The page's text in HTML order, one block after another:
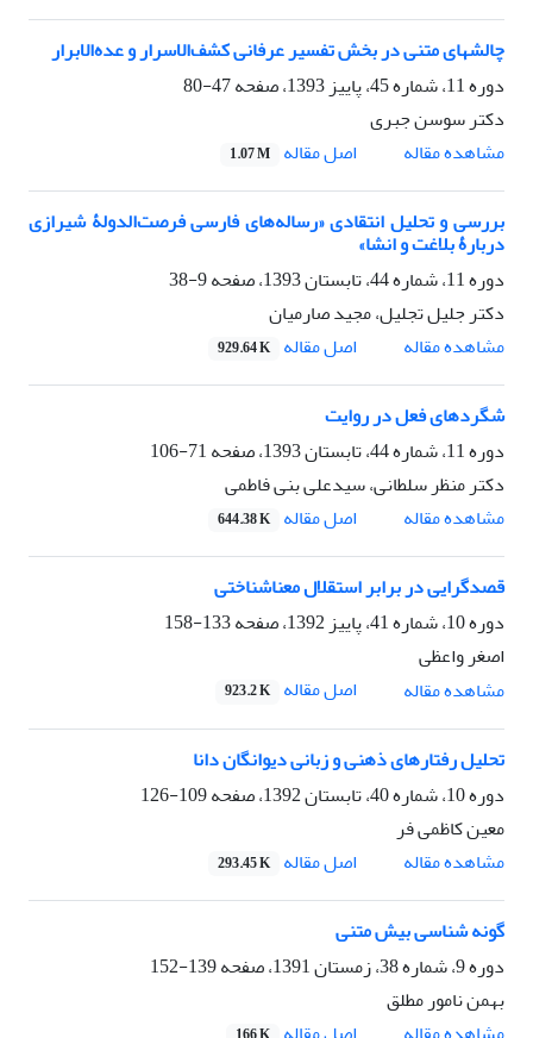
چالشهای متنی در بخش تفسیر عرفانی کشف‌الاسرار و عده‌الابرار
دوره 11، شماره 45، پاییز 1393، صفحه
47-80
دکتر سوسن جبری
مشاهده مقاله
اصل مقاله 1.07 M
بررسی و تحلیل انتقادی «رساله‌های فارسی فرصت‌الدولۀ شیرازی
دربارۀ بلاغت و انشا»
دوره 11، شماره 44، تابستان 1393، صفحه
9-38
دکتر جلیل تجلیل، مجید صارمیان
مشاهده مقاله
اصل مقاله 929.64 K
شگردهای فعل در روایت
دوره 11، شماره 44، تابستان 1393، صفحه
71-106
دکتر منظر سلطانی، سیدعلی بنی فاطمی
مشاهده مقاله
اصل مقاله 644.38 K
قصدگرایی در برابر استقلال معناشناختی
دوره 10، شماره 41، پاییز 1392، صفحه
133-158
اصغر واعظی
مشاهده مقاله
اصل مقاله 923.2 K
تحلیل رفتارهای ذهنی و زبانی دیوانگان دانا
دوره 10، شماره 40، تابستان 1392، صفحه
109-126
معین کاظمی فر
مشاهده مقاله
اصل مقاله 293.45 K
گونه شناسی بیش متنی
دوره 9، شماره 38، زمستان 1391، صفحه
139-152
بهمن نامور مطلق